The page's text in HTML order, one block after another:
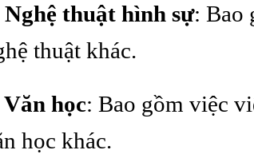
Nghệ thuật hình sự: Bao
thuật khác.
Văn học: Bao gồm việc
học khác.